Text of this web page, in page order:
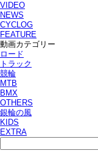
VIDEO
NEWS
CYCLOG
FEATURE
動画カテゴリー
ロード
トラック
競輪
MTB
BMX
OTHERS
銀輪の風
KIDS
EXTRA